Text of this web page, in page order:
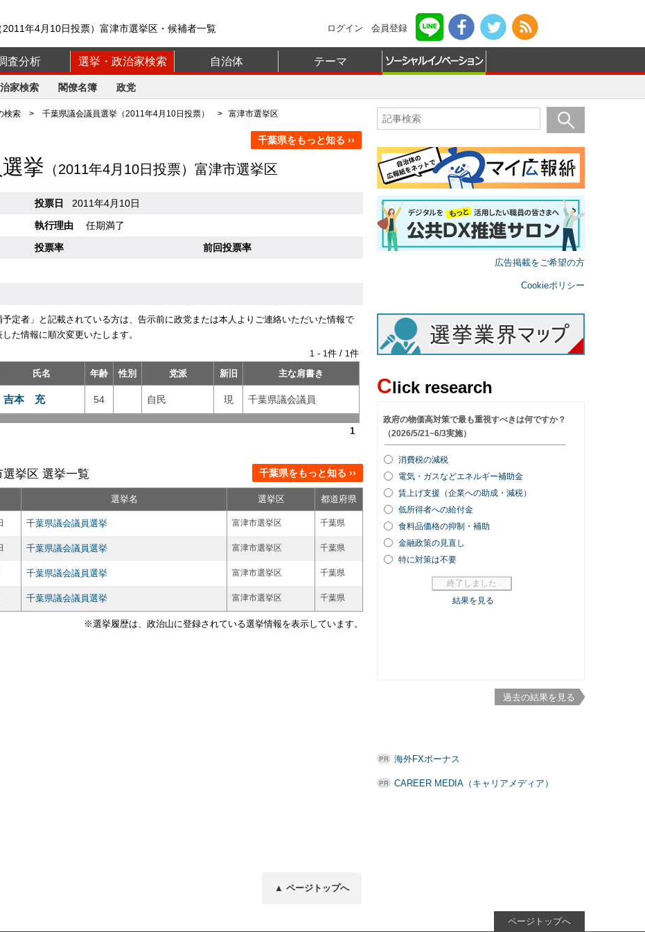
年4月10日投票）富津市選挙区・候補者一覧 ログイン 会員登録
査分析 選挙・政治家検索 自治体 テーマ
家検索 閣僚名簿 政党
検索 > 千葉県議会議員選挙（2011年4月10日投票） > 富津市選挙区
千葉県をもっと知る ››
挙 （2011年4月10日投票）富津市選挙区
投票日
2011年4月10日
執行理由
任期満了
投票率
前回投票率
予定者」と記載されている方は、告示前に政党または本人よりご連絡いただいた情報で
た情報に順次変更いたします。
1 - 1件 / 1件
氏名 年齢 性別 党派 新旧 主な肩書き
吉本 充 54 自民 現 千葉県議会議員
1
挙区 選挙一覧 千葉県をもっと知る ››
選挙名 選挙区 都道府県
千葉県議会議員選挙 富津市選挙区 千葉県
千葉県議会議員選挙 富津市選挙区 千葉県
千葉県議会議員選挙 富津市選挙区 千葉県
千葉県議会議員選挙 富津市選挙区 千葉県
※選挙履歴は、政治山に登録されている選挙情報を表示しています。
▲ ページトップへ
広告掲載をご希望の方
Cookieポリシー
Click research
過去の結果を見る
海外FXボーナス
CAREER MEDIA（キャリアメディア）
ページトップへ